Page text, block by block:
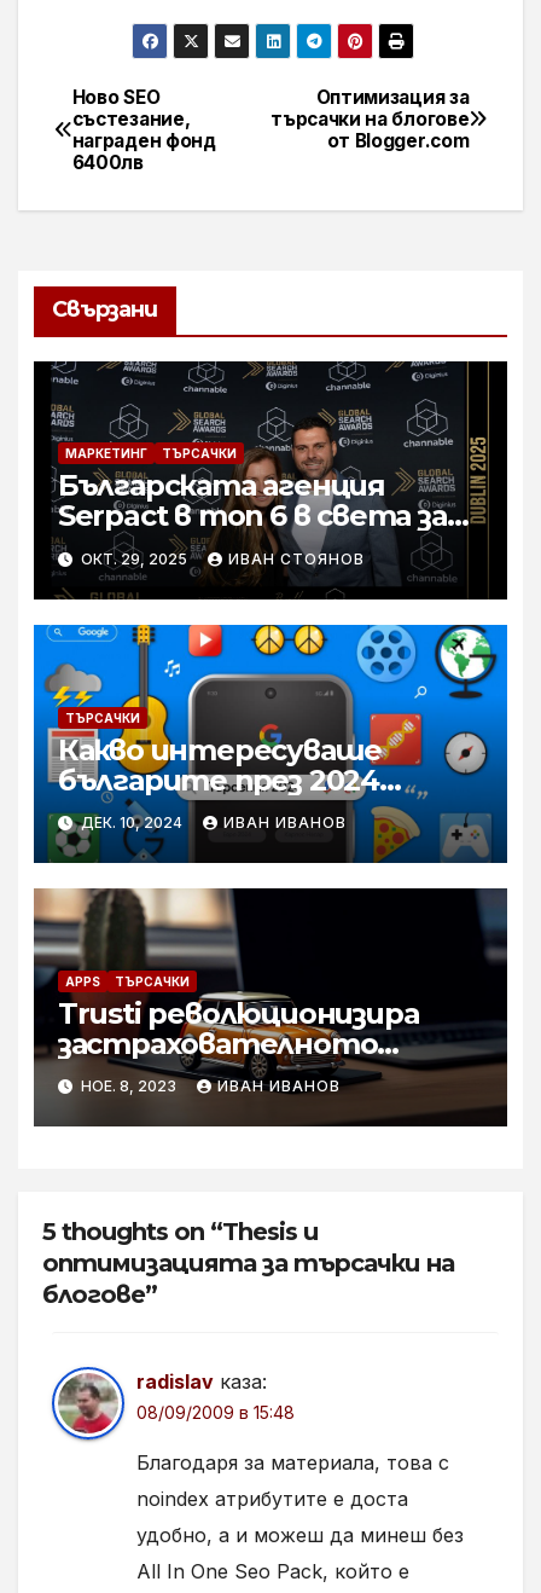
Навигация
Оптимизация за
търсачки на блогове
от Blogger.com
Ново SEO
състезание,
награден фонд
6400лв
Свързани
МАРКЕТИНГ ТЪРСАЧКИ
Българската агенция
Serpact в топ 6 в света за
дигитален маркетинг
ОКТ. 29, 2025 ИВАН СТОЯНОВ
ТЪРСАЧКИ
Какво интересуваше
българите през 2024
година
ДЕК. 10, 2024 ИВАН ИВАНОВ
APPS ТЪРСАЧКИ
Trusti революционизира
застрахователното
брокерство в България
НОЕ. 8, 2023 ИВАН ИВАНОВ
5 thoughts on “Thesis и
оптимизацията за търсачки на
блогове”
radislav каза:
08/09/2009 в 15:48
Благодаря за материала, това с
noindex атрибутите е доста
удобно, а и можеш да минеш без
All In One Seo Pack, който е